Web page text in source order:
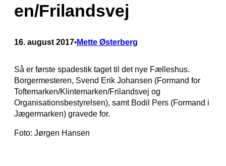
en/Frilandsvej
16. august 2017•Mette Østerberg
Så er første spadestik taget til det nye Fælleshus.
Borgermesteren, Svend Erik Johansen (Formand for
Toftemarken/Klintemarken/Frilandsvej og
Organisationsbestyrelsen), samt Bodil Pers (Formand i
Jægermarken) gravede for.
Foto: Jørgen Hansen